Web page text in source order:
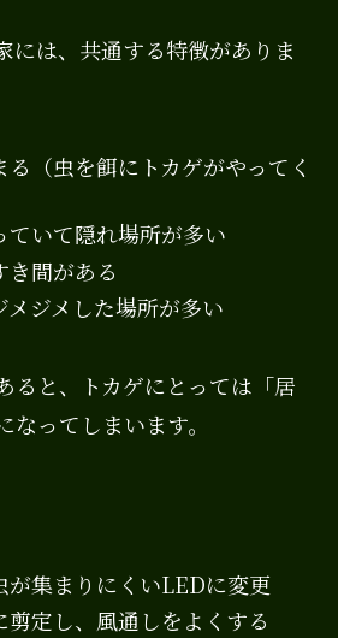
には、共通する特徴がありま
（虫を餌にトカゲがやってく
ていて隠れ場所が多い
き間がある
メジメした場所が多い
ると、トカゲにとっては「居
ってしまいます。
が集まりにくいLEDに変更
定し、風通しをよくする